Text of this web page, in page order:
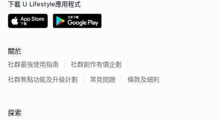
下載 U Lifestyle應用程式
關於
社群最強使用指南
社群創作有價企劃
社群焦點功能及升級計劃
常見問題 條款及細則
探索